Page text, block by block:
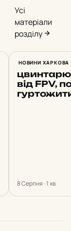
Усі
матеріали
розділу
НОВИНИ ХАРКОВА
Харків 8
від FPV,
8 Серпня · 1 хв